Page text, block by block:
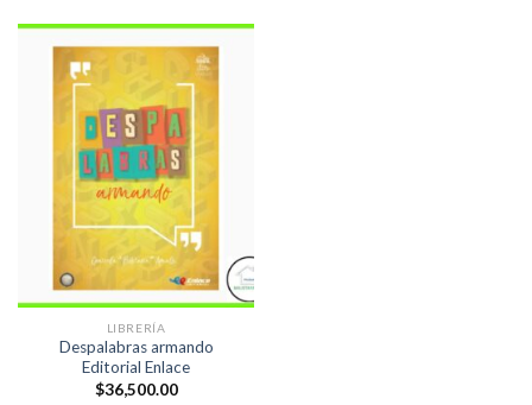
LIBRERÍA
Despalabras armando
Editorial Enlace
$36,500.00